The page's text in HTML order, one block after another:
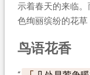
示着春天的来临。
色绚丽缤纷的花草
鸟语花香